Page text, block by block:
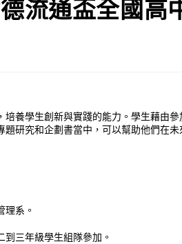
流通盃全國高
養學生創新與實踐的能力。學生藉由
研究和企劃書當中，可以幫助他們在
理系。
三年級學生組隊參加。